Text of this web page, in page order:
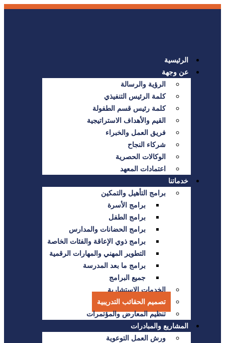
الرئيسية
عن وجهة
الرؤية والرسالة
كلمة الرئيس التنفيذي
كلمة رئيس قسم الطفولة
القيم والأهداف الاستراتيجية
فريق العمل والخبراء
شركاء النجاح
الوكالات الحصرية
اعتمادات المعهد
خدماتنا
برامج التأهيل والتمكين
برامج الأسرة
برامج الطفل
برامج الحضانات والمدارس
برامج ذوي الإعاقة والفئات الخاصة
التطوير المهني والمهارات الرقمية
برامج ما بعد المدرسة
جميع البرامج
الخدمات الاستشارية
تصميم الحقائب التدريبية
تنظيم المعارض والمؤتمرات
المشاريع والمبادرات
ورش العمل التوعوية